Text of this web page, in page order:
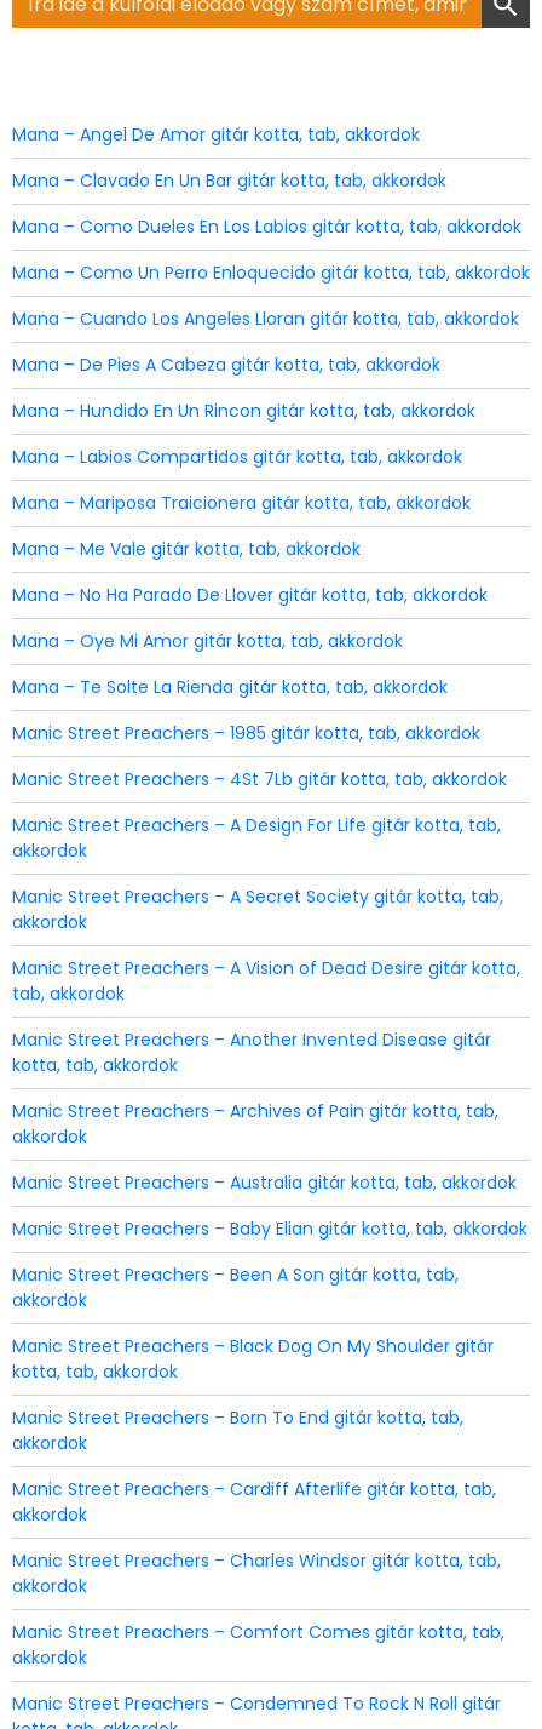
for:
Mana – Angel De Amor gitár kotta, tab, akkordok
Mana – Clavado En Un Bar gitár kotta, tab, akkordok
Mana – Como Dueles En Los Labios gitár kotta, tab, akkordok
Mana – Como Un Perro Enloquecido gitár kotta, tab, akkordok
Mana – Cuando Los Angeles Lloran gitár kotta, tab, akkordok
Mana – De Pies A Cabeza gitár kotta, tab, akkordok
Mana – Hundido En Un Rincon gitár kotta, tab, akkordok
Mana – Labios Compartidos gitár kotta, tab, akkordok
Mana – Mariposa Traicionera gitár kotta, tab, akkordok
Mana – Me Vale gitár kotta, tab, akkordok
Mana – No Ha Parado De Llover gitár kotta, tab, akkordok
Mana – Oye Mi Amor gitár kotta, tab, akkordok
Mana – Te Solte La Rienda gitár kotta, tab, akkordok
Manic Street Preachers – 1985 gitár kotta, tab, akkordok
Manic Street Preachers – 4St 7Lb gitár kotta, tab, akkordok
Manic Street Preachers – A Design For Life gitár kotta, tab,
akkordok
Manic Street Preachers – A Secret Society gitár kotta, tab,
akkordok
Manic Street Preachers – A Vision of Dead Desire gitár kotta,
tab, akkordok
Manic Street Preachers – Another Invented Disease gitár
kotta, tab, akkordok
Manic Street Preachers – Archives of Pain gitár kotta, tab,
akkordok
Manic Street Preachers – Australia gitár kotta, tab, akkordok
Manic Street Preachers – Baby Elian gitár kotta, tab, akkordok
Manic Street Preachers – Been A Son gitár kotta, tab,
akkordok
Manic Street Preachers – Black Dog On My Shoulder gitár
kotta, tab, akkordok
Manic Street Preachers – Born To End gitár kotta, tab,
akkordok
Manic Street Preachers – Cardiff Afterlife gitár kotta, tab,
akkordok
Manic Street Preachers – Charles Windsor gitár kotta, tab,
akkordok
Manic Street Preachers – Comfort Comes gitár kotta, tab,
akkordok
Manic Street Preachers – Condemned To Rock N Roll gitár